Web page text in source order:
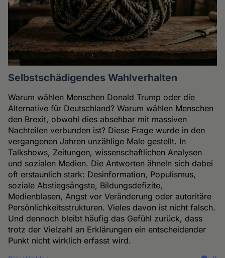
Selbstschädigendes Wahlverhalten
Warum wählen Menschen Donald Trump oder die
Alternative für Deutschland? Warum wählen Menschen
den Brexit, obwohl dies absehbar mit massiven
Nachteilen verbunden ist? Diese Frage wurde in den
vergangenen Jahren unzählige Male gestellt. In
Talkshows, Zeitungen, wissenschaftlichen Analysen
und sozialen Medien. Die Antworten ähneln sich dabei
oft erstaunlich stark: Desinformation, Populismus,
soziale Abstiegsängste, Bildungsdefizite,
Medienblasen, Angst vor Veränderung oder autoritäre
Persönlichkeitsstrukturen. Vieles davon ist nicht falsch.
Und dennoch bleibt häufig das Gefühl zurück, dass
trotz der Vielzahl an Erklärungen ein entscheidender
Punkt nicht wirklich erfasst wird.